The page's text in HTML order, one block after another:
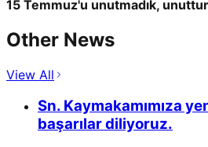
15 Temmuz'u unutmadık,
Other News
View All
Sn. Kaymakamımıza
başarılar diliyoruz.